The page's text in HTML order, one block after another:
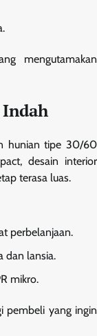
mengutamakan
hunian tipe 30/60
desain interior
terasa luas.
perbelanjaan.
dan lansia.
mikro.
pembeli yang ingin